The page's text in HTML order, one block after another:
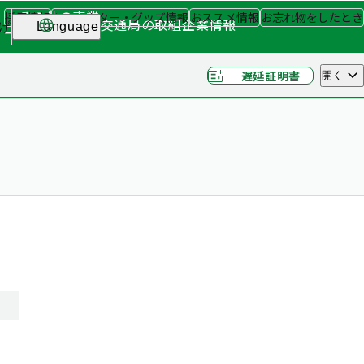
採用情報キャラクター・グッズ情報おススメ情報 お忘れ物をしたとき
Language
その他の事業
（関連事業）交通局の取組企業情報
遅延証明書 開く